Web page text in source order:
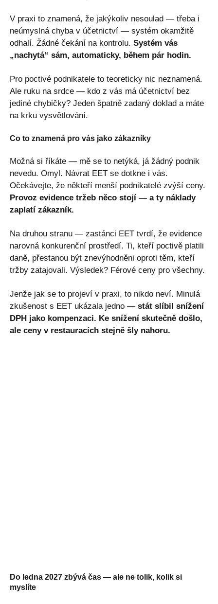
V praxi to znamená, že jakýkoliv nesoulad — třeba i
neúmyslná chyba v účetnictví — systém okamžitě
odhalí. Žádné čekání na kontrolu. Systém vás
„nachytá“ sám, automaticky, během pár hodin.
Pro poctivé podnikatele to teoreticky nic neznamená.
Ale ruku na srdce — kdo z vás má účetnictví bez
jediné chybičky? Jeden špatně zadaný doklad a máte
na krku vysvětlování.
Co to znamená pro vás jako zákazníky
Možná si říkáte — mě se to netýká, já žádný podnik
nevedu. Omyl. Návrat EET se dotkne i vás.
Očekávejte, že někteří menší podnikatelé zvýší ceny.
Provoz evidence tržeb něco stojí — a ty náklady
zaplatí zákazník.
Na druhou stranu — zastánci EET tvrdí, že evidence
narovná konkurenční prostředí. Ti, kteří poctivě platili
daně, přestanou být znevýhodněni oproti těm, kteří
tržby zatajovali. Výsledek? Férové ceny pro všechny.
Jenže jak se to projeví v praxi, to nikdo neví. Minulá
zkušenost s EET ukázala jedno — stát slíbil snížení
DPH jako kompenzaci. Ke snížení skutečně došlo,
ale ceny v restauracích stejně šly nahoru.
Do ledna 2027 zbývá čas — ale ne tolik, kolik si
myslíte